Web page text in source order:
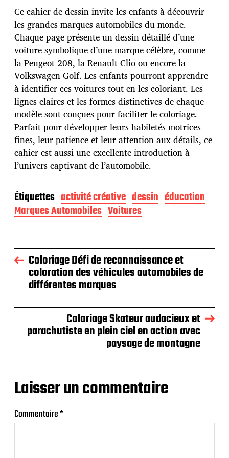
e
d
e
p
u
b
l
i
c
a
t
i
o
n
Ce cahier de dessin invite les enfants à découvrir
les grandes marques automobiles du monde.
Chaque page présente un dessin détaillé d’une
voiture symbolique d’une marque célèbre, comme
la Peugeot 208, la Renault Clio ou encore la
Volkswagen Golf. Les enfants pourront apprendre
à identifier ces voitures tout en les coloriant. Les
lignes claires et les formes distinctives de chaque
modèle sont conçues pour faciliter le coloriage.
Parfait pour développer leurs habiletés motrices
fines, leur patience et leur attention aux détails, ce
cahier est aussi une excellente introduction à
l’univers captivant de l’automobile.
Étiquettes activité créative dessin éducation
Marques Automobiles Voitures
Coloriage Défi de reconnaissance et
coloration des véhicules automobiles de
différentes marques
Coloriage Skateur audacieux et
parachutiste en plein ciel en action avec
paysage de montagne
Laisser un commentaire
Commentaire*